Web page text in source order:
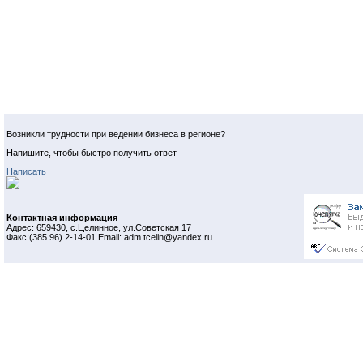
Возникли трудности при ведении бизнеса в регионе?
Напишите, чтобы быстро получить ответ
Написать
Контактная информация
Адрес: 659430, с.Целинное, ул.Советская 17
Факс:(385 96) 2-14-01 Email: adm.tcelin@yandex.ru